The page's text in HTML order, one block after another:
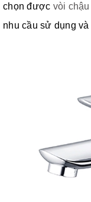
chọn được vòi
nhu cầu sử dụng